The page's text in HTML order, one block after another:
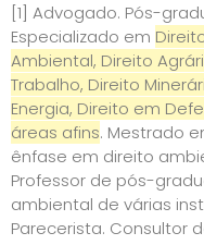
[1] Advogado. Pós-
Especializado em
Ambiental, Direito
Trabalho, Direito
Energia, Direito em
áreas afins. Mestrado
ênfase em direito
Professor de pós-
ambiental de várias
Parecerista. Consultor